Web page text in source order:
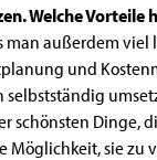
Welche Vorteile
man außerdem
und
schönsten Dinge,
Möglichkeit, sie zu